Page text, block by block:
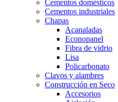
Cementos domésticos
Cementos industriales
Chapas
Acanaladas
Econopanel
Fibra de vidrio
Lisa
Policarbonato
Clavos y alambres
Construcción en Seco
Accesorios